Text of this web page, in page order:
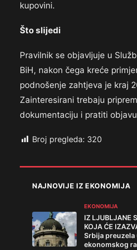
kupovini.
Što slijedi
Pravilnik se objavljuje u
BiH, nakon čega kreće
podnošenje zahtjeva je kraj
Zainteresirani trebaju
dokumentaciju i pratiti
Broj pregleda: 320
NAJNOVIJE IZ EKONOMIJA
EKONOMIJA
IZ LJUBLJANE
KOJA ĆE
Srbija
ekonomskog